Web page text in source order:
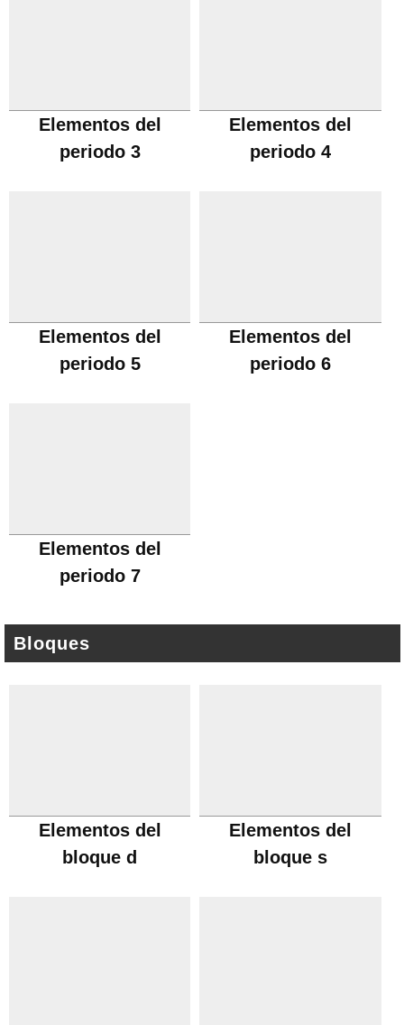
Elementos del
periodo 3
Elementos del
periodo 4
Elementos del
periodo 5
Elementos del
periodo 6
Elementos del
periodo 7
Bloques
Elementos del
bloque d
Elementos del
bloque s